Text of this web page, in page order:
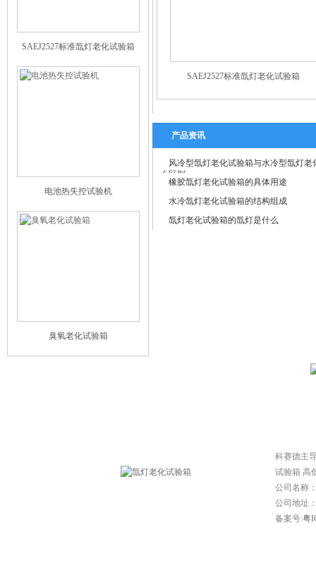
SAEJ2527标准氙灯老化试验箱
电池热失控试验机
臭氧老化试验箱
SAEJ2527标准氙灯老化试验箱
产品资讯
风冷型氙灯老化试验箱与水冷型氙灯老
么区别
橡胶氙灯老化试验箱的具体用途
水冷氙灯老化试验箱的结构组成
氙灯老化试验箱的氙灯是什么
科赛德主
试验箱 高
公司名称
公司地址
备案号:粤